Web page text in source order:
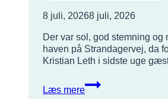
8 juli, 20268 juli, 2026
Der var sol, god stemning og
haven på Strandagervej, da
Kristian Leth i sidste uge
Læs mere
Se
glimt